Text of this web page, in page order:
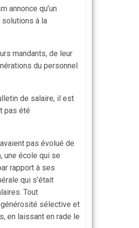
annonce qu’un
à la
mandants, de leur
du personnel
de salaire, il est
pas été
pas évolué de
une école qui se
rapport à ses
qui s’était
Tout
générosité sélective et
en laissant en rade le